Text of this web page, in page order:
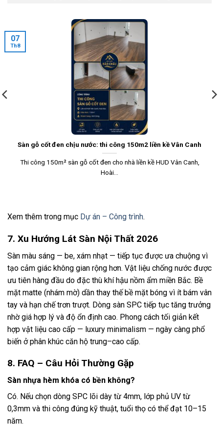
Sàn gỗ cốt đen chịu nước: thi công 150m2 liền kề Vân Canh
Thi công 150m² sàn gỗ cốt đen cho nhà liền kề HUD Vân Canh,
Hoài...
07
Th8
Xem thêm trong mục Dự án – Công trình.
7. Xu Hướng Lát Sàn Nội Thất 2026
Sàn màu sáng — be, xám nhạt — tiếp tục được ưa chuộng vì
tạo cảm giác không gian rộng hơn. Vật liệu chống nước được
ưu tiên hàng đầu do đặc thù khí hậu nồm ẩm miền Bắc. Bề
mặt matte (nhám mờ) dần thay thế bề mặt bóng vì ít bám vân
tay và hạn chế trơn trượt. Dòng sàn SPC tiếp tục tăng trưởng
nhờ giá hợp lý và độ ổn định cao. Phong cách tối giản kết
hợp vật liệu cao cấp — luxury minimalism — ngày càng phổ
biến ở phân khúc căn hộ trung–cao cấp.
8. FAQ – Câu Hỏi Thường Gặp
Sàn nhựa hèm khóa có bền không?
Có. Nếu chọn dòng SPC lõi dày từ 4mm, lớp phủ UV từ
0,3mm và thi công đúng kỹ thuật, tuổi thọ có thể đạt 10–15
năm.